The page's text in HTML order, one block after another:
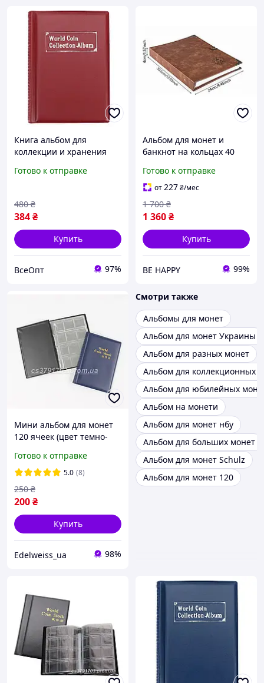
Книга альбом для
коллекции и хранения
World Collection цвет
Готово к отправке
384₴
480 ₴
Купить
ВсеОпт 97%
Альбом для монет и
банкнот на кольцах 40
коричневый, кожаная
обложка, книга для
коллекционирования
Готово к отправке
от227₴/мес
1 360₴
1 700 ₴
Купить
BE HAPPY 99%
Мини альбом для монет
120 ячеек (цвет темно-
Готово к отправке
5.0 (8)
200₴
250 ₴
Купить
Edelweiss_ua 98%
Смотри также
Альбомы для монет
Альбом для монет Украины
Альбом для разных монет
Альбом для коллекционных
Альбом для юбилейных
Альбом на монети
Альбом для монет нбу
Альбом для больших монет
Альбом для монет Schulz
Альбом для монет 120